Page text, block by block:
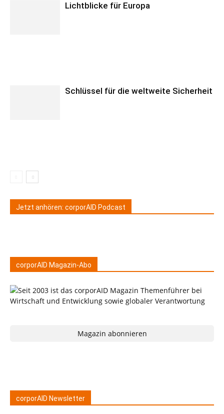
Lichtblicke für Europa
Schlüssel für die weltweite Sicherheit
Jetzt anhören: corporAID Podcast
corporAID Magazin-Abo
Magazin abonnieren
corporAID Newsletter